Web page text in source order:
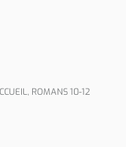
, ROMANS 10-12